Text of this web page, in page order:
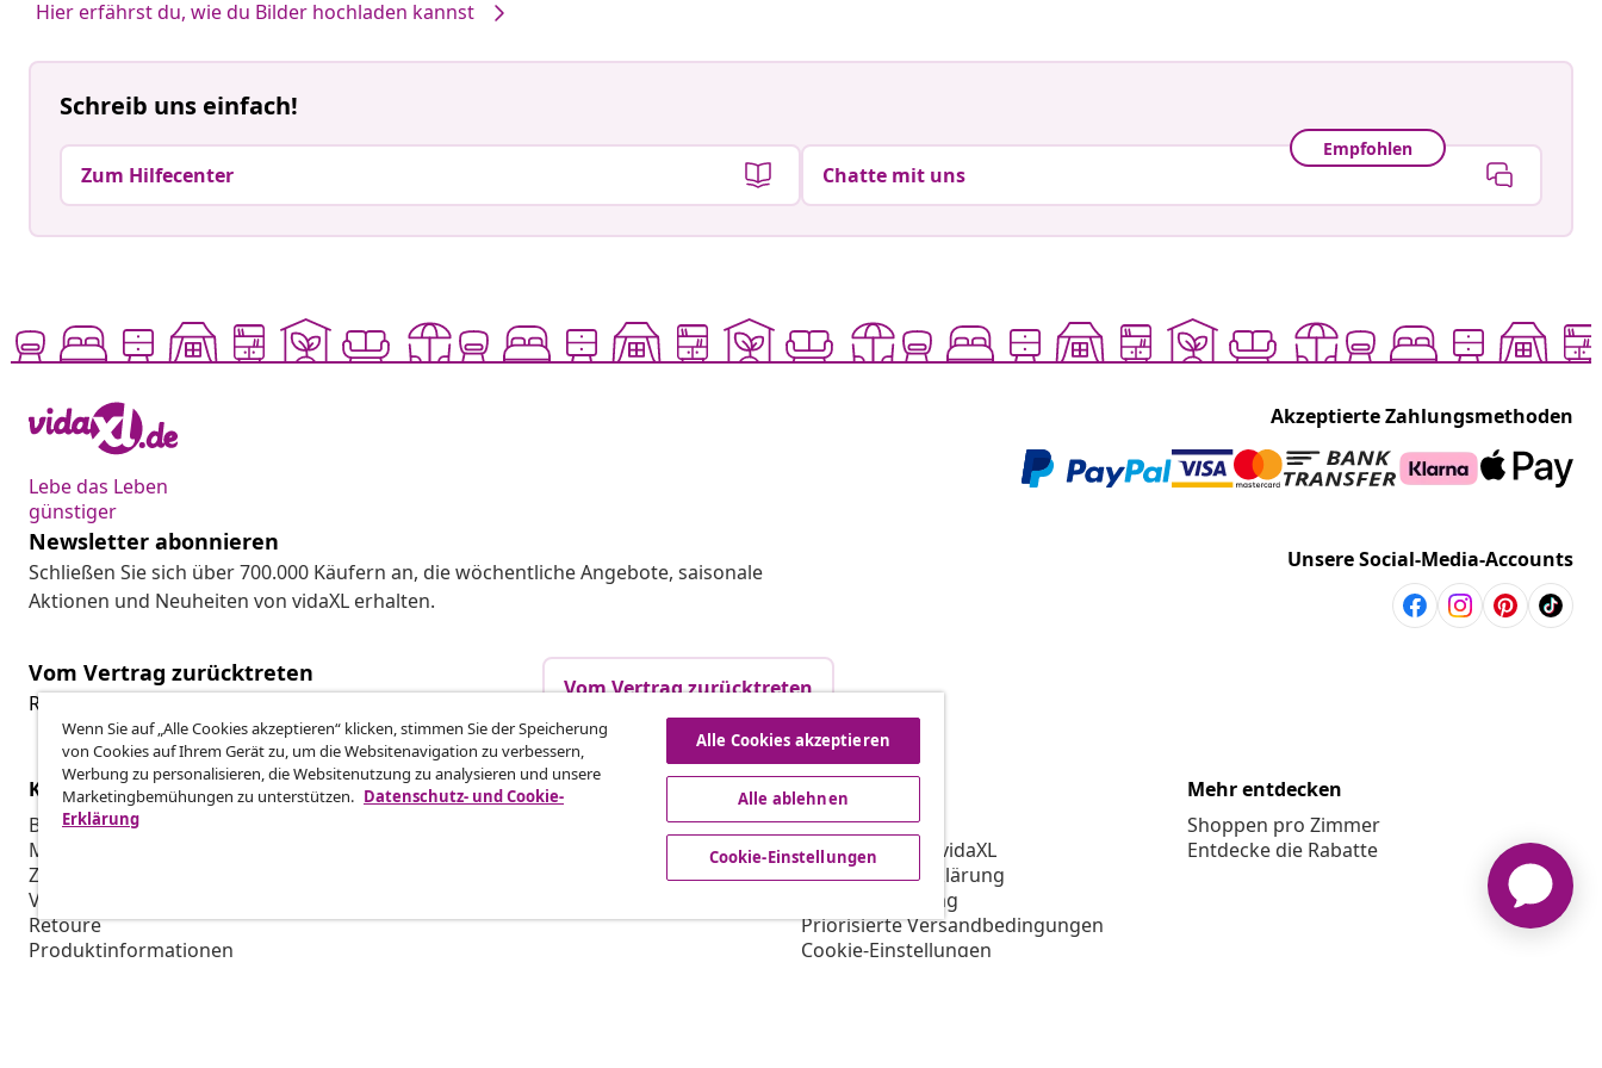
Hier erfährst du, wie du Bilder hochladen kannst
Schreib uns einfach!
Zum Hilfecenter
Empfohlen
Chatte mit uns
Lebe das Leben
günstiger
Akzeptierte Zahlungsmethoden
Newsletter abonnieren
Schließen Sie sich über 700.000 Käufern an, die wöchentliche Angebote, saisonale
Aktionen und Neuheiten von vidaXL erhalten.
Unsere Social-Media-Accounts
Vom Vertrag zurücktreten
Reiche einen Widerrufsantrag für deine Bestellung ein.
Vom Vertrag zurücktreten
Kundenservice
Bestellung verfolgen
Mein Konto
Zahlung
Versand & Lieferung
Retoure
Produktinformationen
Business
vidaXL
Über vidaXL
AGB Verkäufer vidaXL
Datenschutzerklärung
Cookie-Erklärung
Priorisierte Versandbedingungen
Cookie-Einstellungen
Mehr entdecken
Shoppen pro Zimmer
Entdecke die Rabatte
Wenn Sie auf „Alle Cookies akzeptieren“ klicken, stimmen Sie der Speicherung
von Cookies auf Ihrem Gerät zu, um die Websitenavigation zu verbessern,
Werbung zu personalisieren, die Websitenutzung zu analysieren und unsere
Marketingbemühungen zu unterstützen. Datenschutz- und Cookie-
Erklärung
Alle Cookies akzeptieren
Alle ablehnen
Cookie-Einstellungen